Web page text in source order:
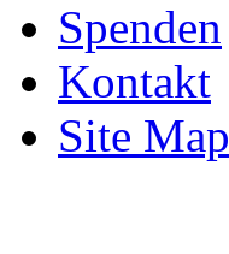
Spenden
Kontakt
Site Map